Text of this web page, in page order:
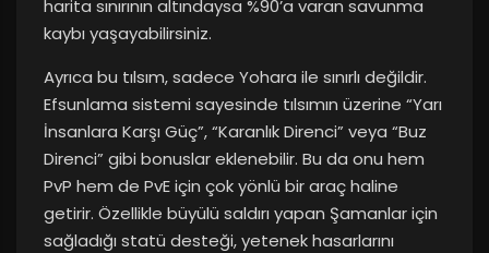
harita sınırının altındaysa %90’a varan savunma
kaybı yaşayabilirsiniz.
Ayrıca bu tılsım, sadece Yohara ile sınırlı değildir.
Efsunlama sistemi sayesinde tılsımın üzerine “Yarı
İnsanlara Karşı Güç”, “Karanlık Direnci” veya “Buz
Direnci” gibi bonuslar eklenebilir. Bu da onu hem
PvP hem de PvE için çok yönlü bir araç haline
getirir. Özellikle büyülü saldırı yapan Şamanlar için
sağladığı statü desteği, yetenek hasarlarını